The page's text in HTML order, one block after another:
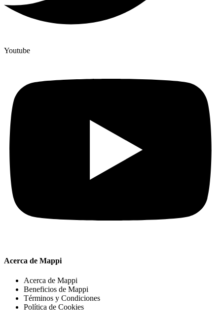
Youtube
Acerca de Mappi
Acerca de Mappi
Beneficios de Mappi
Términos y Condiciones
Política de Cookies